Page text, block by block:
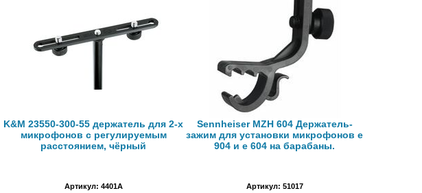
K&M 23550-300-55 держатель для 2-х
микрофонов с регулируемым
расстоянием, чёрный
Артикул: 4401A
Sennheiser MZH 604 Держатель-
зажим для установки микрофонов е
904 и е 604 на барабаны.
Артикул: 51017